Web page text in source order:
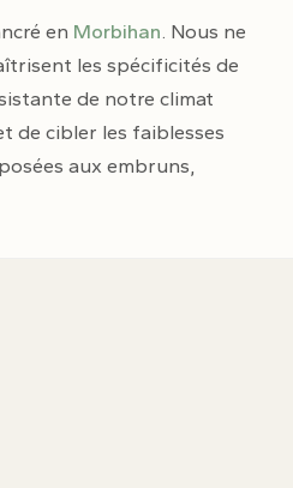
en Morbihan. Nous ne
les spécificités de
de notre climat
de cibler les faiblesses
aux embruns,